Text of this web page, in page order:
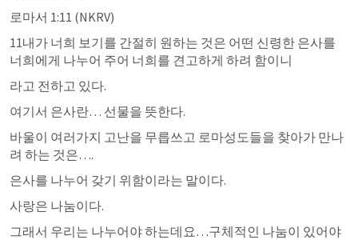
로마서 1:11 (NKRV)
11내가 너희 보기를 간절히 원하는 것은 어떤 신령한 은사를
너희에게 나누어 주어 너희를 견고하게 하려 함이니
라고 전하고 있다.
여기서 은사란… 선물을 뜻한다.
바울이 여러가지 고난을 무릅쓰고 로마성도들을 찾아가 만나
려 하는 것은….
은사를 나누어 갖기 위함이라는 말이다.
사랑은 나눔이다.
그래서 우리는 나누어야 하는데요…구체적인 나눔이 있어야